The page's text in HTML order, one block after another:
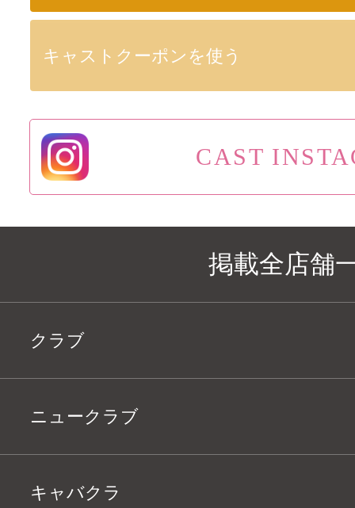
キャストクーポンを使う
CAST
掲載全店舗
クラブ
ニュークラブ
キャバクラ